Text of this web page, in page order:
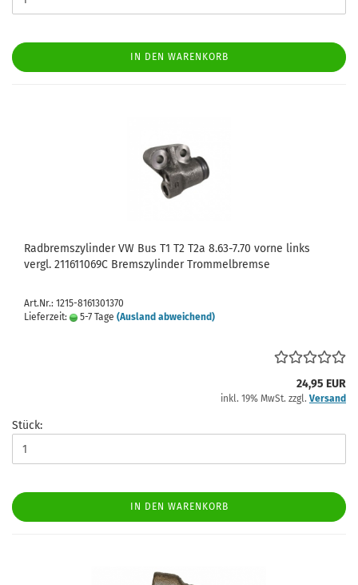
IN DEN WARENKORB
Radbremszylinder VW Bus T1 T2 T2a 8.63-7.70 vorne links
vergl. 211611069C Bremszylinder Trommelbremse
Art.Nr.: 1215-8161301370
Lieferzeit:
5-7 Tage (Ausland abweichend)
24,95 EUR
inkl. 19% MwSt. zzgl. Versand
Stück:
IN DEN WARENKORB